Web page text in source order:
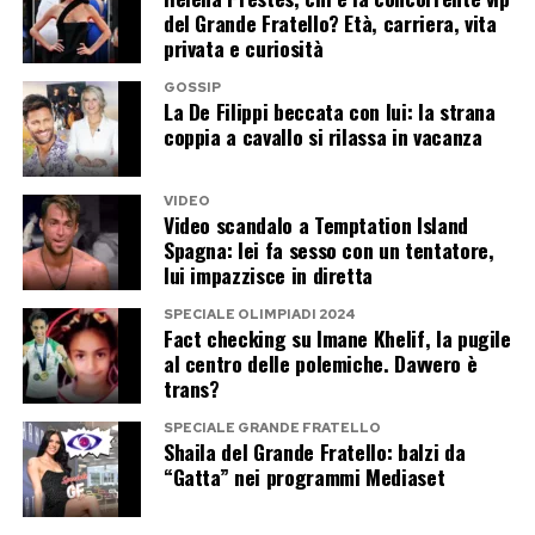
rilievi antropometrici effettuati e l’evoluzione
fisica intervenuta in quasi vent’anni consentano
di mantenere aperta l’ipotesi di compatibilità.
La questione resta quindi strettamente tecnica
e dovrà essere affrontata sulla base di dati
scientifici e valutazioni specialistiche. Per
questo, in assenza di comunicazioni ufficiali,
parlare di una nuova misurazione del piede di
Sempio o interpretarla come un segnale di
debolezza dell’accusa rischia di andare oltre gli
elementi oggi disponibili.
Post Views: 444
del Grande Fratello? Età, carriera, vita
privata e curiosità
GOSSIP
La De Filippi beccata con lui: la strana
coppia a cavallo si rilassa in vacanza
VIDEO
Video scandalo a Temptation Island
Spagna: lei fa sesso con un tentatore,
lui impazzisce in diretta
SPECIALE OLIMPIADI 2024
Fact checking su Imane Khelif, la pugile
al centro delle polemiche. Davvero è
trans?
SPECIALE GRANDE FRATELLO
Shaila del Grande Fratello: balzi da
“Gatta” nei programmi Mediaset